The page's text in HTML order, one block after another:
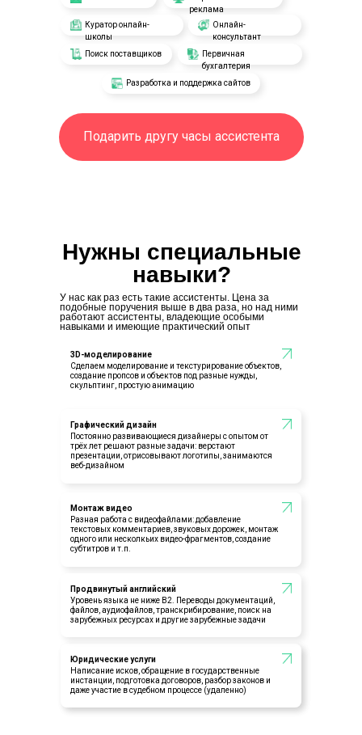
Куратор онлайн-
школы
реклама
Разработка и поддержка сайтов
Поиск поставщиков
Онлайн-
консультант
Первичная
бухгалтерия
Подарить другу часы ассистента
3D-моделирование
Нужны специальные
навыки?
У нас как раз есть такие ассистенты. Цена за
подобные поручения выше в два раза, но над ними
работают ассистенты, владеющие особыми
навыками и имеющие практический опыт
Сделаем моделирование и текстурирование объектов,
создание пропсов и объектов под разные нужды,
скульптинг, простую анимацию
Графический дизайн
Постоянно развивающиеся дизайнеры с опытом от
трёх лет решают разные задачи: верстают
презентации, отрисовывают логотипы, занимаются
веб-дизайном
Монтаж видео
Разная работа с видеофайлами: добавление
текстовых комментариев, звуковых дорожек, монтаж
одного или несколкьих видео-фрагментов, создание
субтитров и т.п.
Продвинутый английский
Уровень языка не ниже В2. Переводы документаций,
файлов, аудиофайлов, транскрибирование, поиск на
зарубежных ресурсах и другие зарубежные задачи
Юридические услуги
Написание исков, обращение в государственные
инстанции, подготовка договоров, разбор законов и
даже участие в судебном процессе (удаленно)